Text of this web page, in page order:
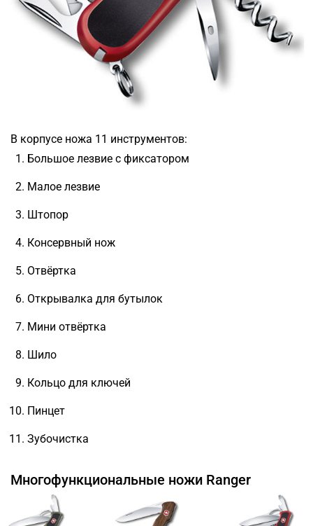
В корпусе ножа 11 инструментов:
Большое лезвие с фиксатором
Малое лезвие
Штопор
Консервный нож
Отвёртка
Открывалка для бутылок
Мини отвёртка
Шило
Кольцо для ключей
Пинцет
Зубочистка
Многофункциональные ножи Ranger